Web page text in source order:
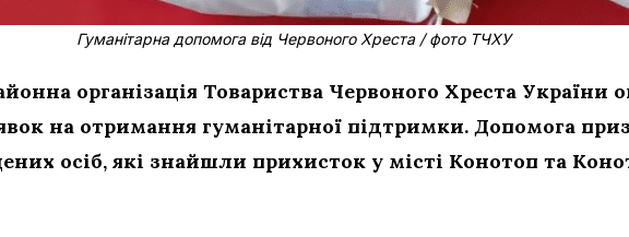
Гуманітарна допомога від Червоного Хреста / фото ТЧХУ
організація Товариства Червоного Хреста України
на отримання гуманітарної підтримки. Допомога
осіб, які знайшли прихисток у місті Конотоп та